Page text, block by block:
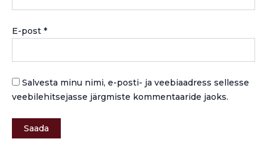
E-post *
Salvesta minu nimi, e-posti- ja veebiaadress sellesse
veebilehitsejasse järgmiste kommentaaride jaoks.